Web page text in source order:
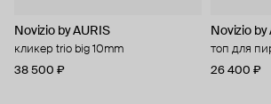
Novizio by AURIS
кликер trio big 10mm
38 500 ₽
Novizio by
топ для
26 400 ₽